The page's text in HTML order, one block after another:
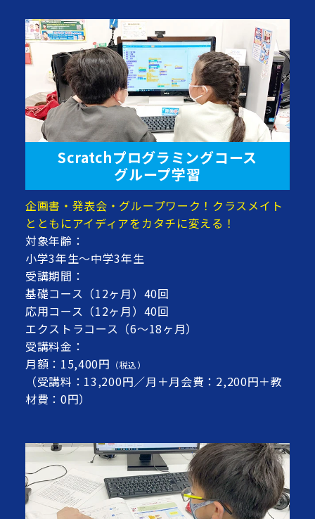
Scratchプログラミングコース
グループ学習
企画書・発表会・グループワーク！クラスメイト
とともにアイディアをカタチに変える！
対象年齢：
小学3年生～中学3年生
受講期間：
基礎コース（12ヶ月）40回
応用コース（12ヶ月）40回
エクストラコース（6～18ヶ月）
受講料金：
月額：15,400円 （税込）
（受講料：13,200円／月＋月会費：2,200円＋教
材費：0円）